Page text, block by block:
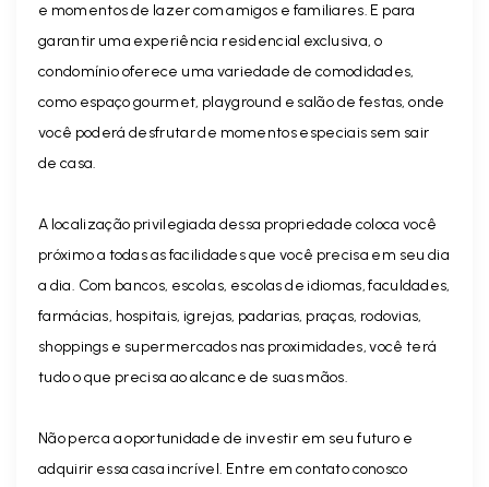
e momentos de lazer com amigos e familiares. E para
garantir uma experiência residencial exclusiva, o
condomínio oferece uma variedade de comodidades,
como espaço gourmet, playground e salão de festas, onde
você poderá desfrutar de momentos especiais sem sair
de casa.
A localização privilegiada dessa propriedade coloca você
próximo a todas as facilidades que você precisa em seu dia
a dia. Com bancos, escolas, escolas de idiomas, faculdades,
farmácias, hospitais, igrejas, padarias, praças, rodovias,
shoppings e supermercados nas proximidades, você terá
tudo o que precisa ao alcance de suas mãos.
Não perca a oportunidade de investir em seu futuro e
adquirir essa casa incrível. Entre em contato conosco